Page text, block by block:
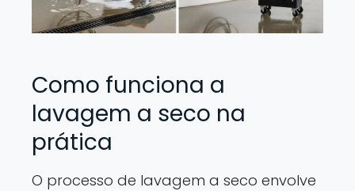
Como funciona a
lavagem a seco na
prática
O processo de lavagem a seco envolve